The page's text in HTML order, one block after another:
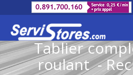
Tablier
roulant -